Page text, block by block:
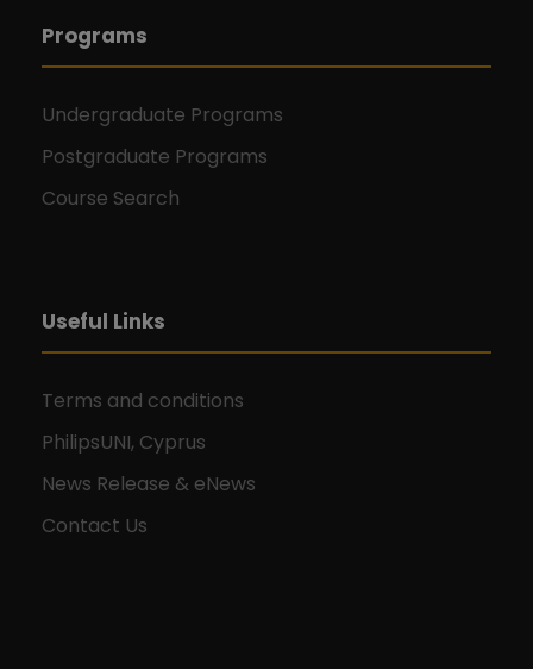
Programs
Undergraduate Programs
Postgraduate Programs
Course Search
Useful Links
Terms and conditions
PhilipsUNI, Cyprus
News Release & eNews
Contact Us